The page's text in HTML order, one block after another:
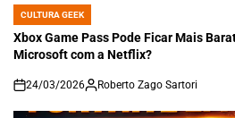
POSTED
IN
CULTURA GEEK
Xbox Game Pass Pode Ficar Mais
Microsoft com a Netflix?
on
24/03/2026 Roberto Zago Sartori